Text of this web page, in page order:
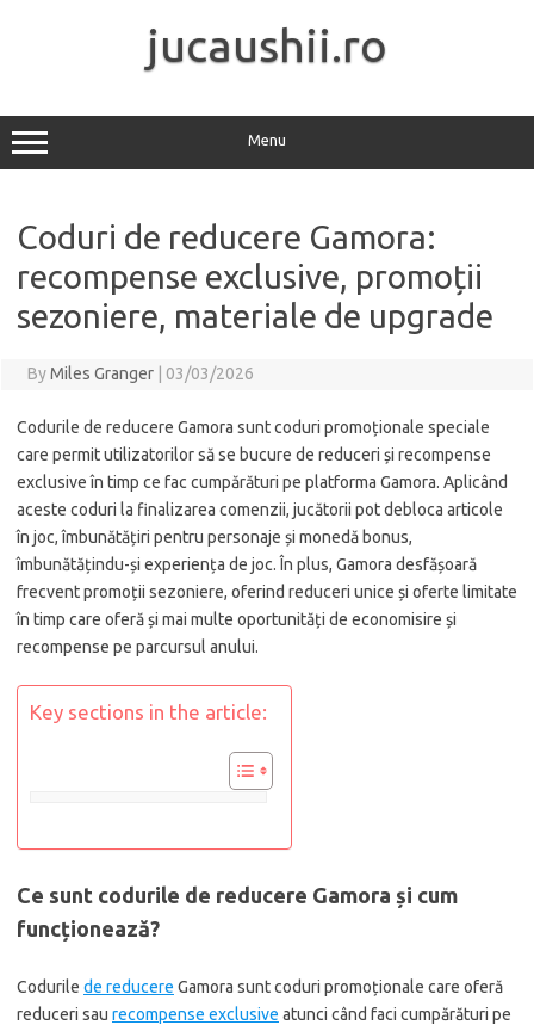
jucaushii.ro
Menu
Coduri de reducere Gamora:
recompense exclusive, promoții
sezoniere, materiale de upgrade
ByMiles Granger 03/03/2026
Codurile de reducere Gamora sunt coduri promoționale speciale
care permit utilizatorilor să se bucure de reduceri și recompense
exclusive în timp ce fac cumpărături pe platforma Gamora. Aplicând
aceste coduri la finalizarea comenzii, jucătorii pot debloca articole
în joc, îmbunătățiri pentru personaje și monedă bonus,
îmbunătățindu-și experiența de joc. În plus, Gamora desfășoară
frecvent promoții sezoniere, oferind reduceri unice și oferte limitate
în timp care oferă și mai multe oportunități de economisire și
recompense pe parcursul anului.
Key sections in the article:
Ce sunt codurile de reducere Gamora și cum
funcționează?
Codurile de reducere Gamora sunt coduri promoționale care oferă
reduceri sau recompense exclusive atunci când faci cumpărături pe